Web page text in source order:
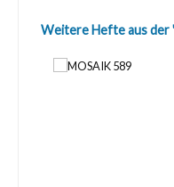
Produktgalerie
Weitere Hefte aus der